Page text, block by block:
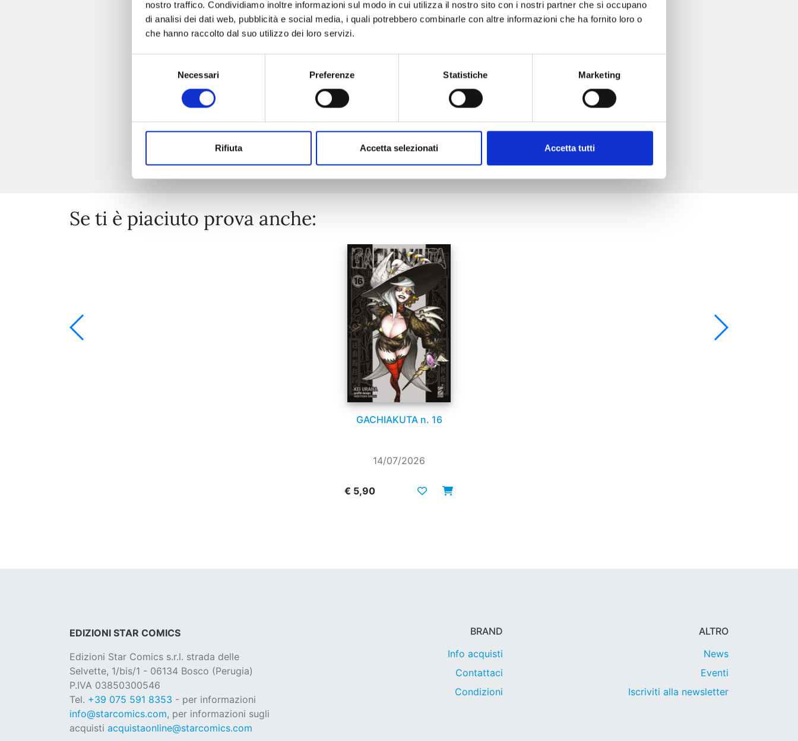
nostro traffico. Condividiamo inoltre informazioni sul modo in cui utilizza il nostro sito con i nostri partner che si occupano
di analisi dei dati web, pubblicità e social media, i quali potrebbero combinarle con altre informazioni che ha fornito loro o
che hanno raccolto dal suo utilizzo dei loro servizi.
Necessari Preferenze Statistiche Marketing
Rifiuta Accetta selezionati Accetta tutti
ONE PIECE NEW EDITION n. 111
€ 5,90
Mostra tutto
Se ti è piaciuto prova anche:
GACHIAKUTA n. 16
14/07/2026
€ 5,90
EDIZIONI STAR COMICS
Edizioni Star Comics s.r.l. strada delle
Selvette, 1/bis/1 - 06134 Bosco (Perugia)
P.IVA 03850300546
Tel. +39 075 591 8353 - per informazioni
info@starcomics.com, per informazioni sugli
acquisti acquistaonline@starcomics.com
BRAND
Info acquisti
Contattaci
Condizioni
ALTRO
News
Eventi
Iscriviti alla newsletter